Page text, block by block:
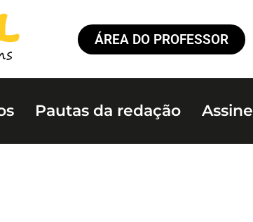
ÁREA DO PROFESSOR
Pautas da redação Assine